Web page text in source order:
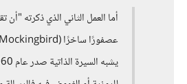
أما العمل الثاني الذي ذكرته "أن